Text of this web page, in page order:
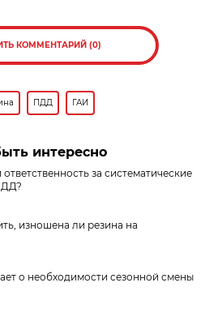
КОММЕНТАРИЙ (0)
ПДД ГАИ
интересно
за систематические
изношена ли резина на
о необходимости сезонной смены